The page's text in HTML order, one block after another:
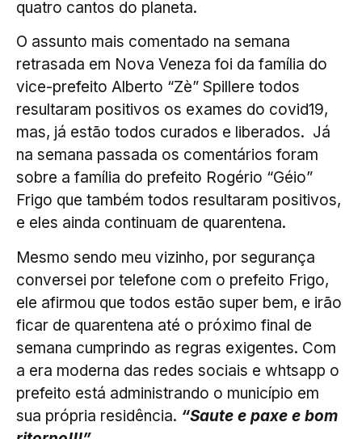
quatro cantos do planeta.
O assunto mais comentado na semana
retrasada em Nova Veneza foi da família do
vice-prefeito Alberto “Zè” Spillere todos
resultaram positivos os exames do covid19,
mas, já estão todos curados e liberados. Já
na semana passada os comentários foram
sobre a família do prefeito Rogério “Géio”
Frigo que também todos resultaram positivos,
e eles ainda continuam de quarentena.
Mesmo sendo meu vizinho, por segurança
conversei por telefone com o prefeito Frigo,
ele afirmou que todos estão super bem, e irão
ficar de quarentena até o próximo final de
semana cumprindo as regras exigentes. Com
a era moderna das redes sociais e whtsapp o
prefeito está administrando o município em
sua própria residência. “Saute e paxe e bom